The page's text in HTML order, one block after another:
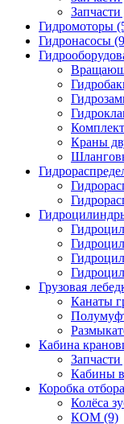
Гидромоторы
Гидронасосы
Краны
Грузовая
Канаты
Кабина
Кабины
Коробка
Колёса
КОМ (9)